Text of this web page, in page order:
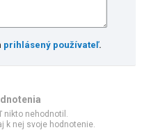
prihlásený používateľ.
nikto nehodnotil.
k nej svoje hodnotenie.